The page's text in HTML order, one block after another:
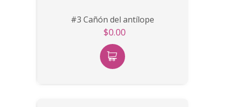
#3 Cañón del antílope
$0.00